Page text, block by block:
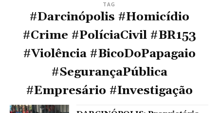
TAG
#Darcinópolis #Homicídio
#Crime #PolíciaCivil #BR153
#Violência #BicoDoPapagaio
#SegurançaPública
#Empresário #Investigação